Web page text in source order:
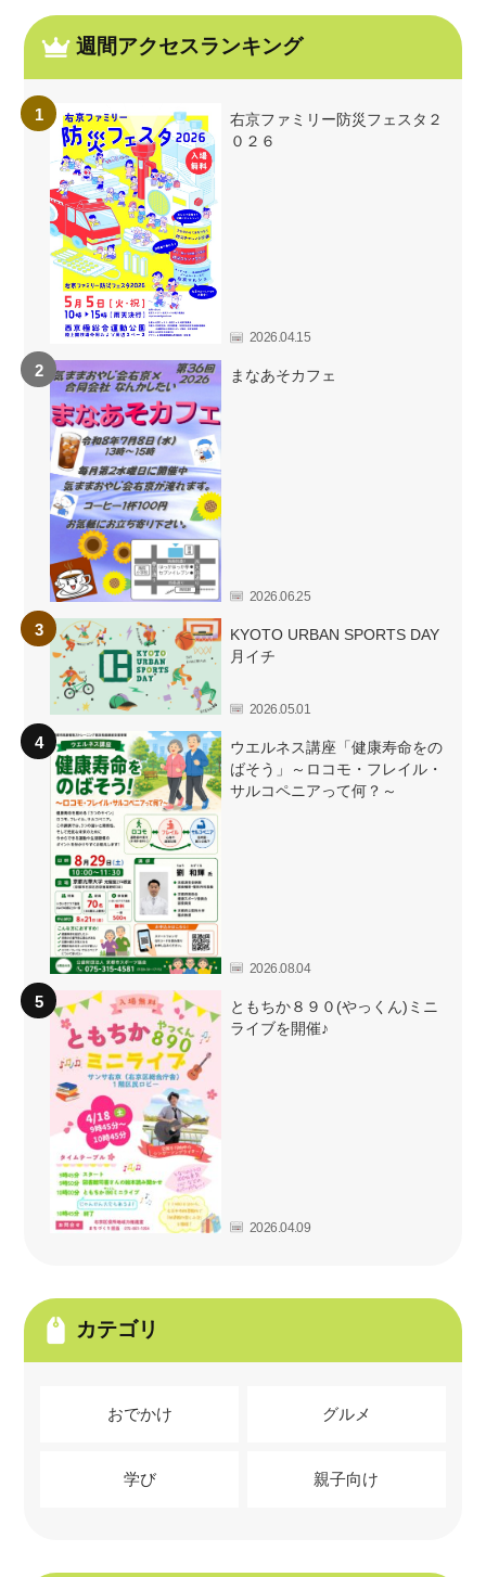
週間アクセスランキング
右京ファミリー防災フェスタ２
０２６
2026.04.15
まなあそカフェ
2026.06.25
KYOTO URBAN SPORTS DAY
月イチ
2026.05.01
ウエルネス講座「健康寿命をの
ばそう」～ロコモ・フレイル・
サルコペニアって何？～
2026.08.04
ともちか８９０(やっくん)ミニ
ライブを開催♪
2026.04.09
カテゴリ
おでかけ グルメ
学び 親子向け